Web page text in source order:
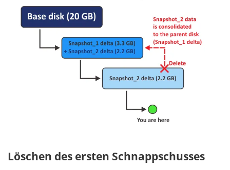
Löschen des ersten Schnappschusses